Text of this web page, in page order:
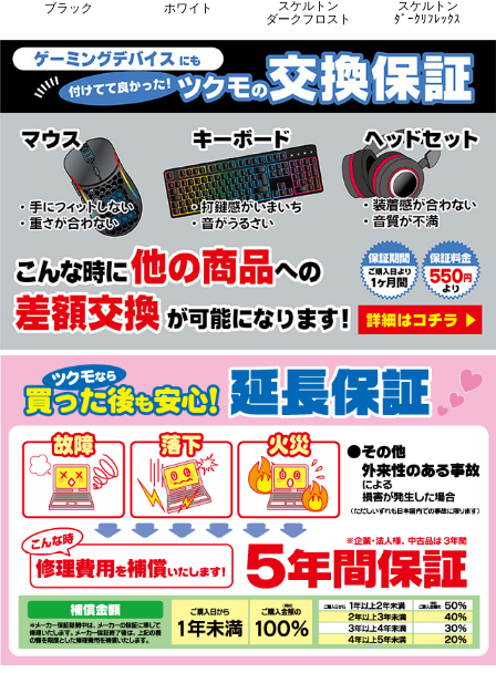
ブラック ホワイト
スケルトン
ダークフロスト
スケルトン
ﾀﾞｰｸﾘﾌﾚｯｸｽ